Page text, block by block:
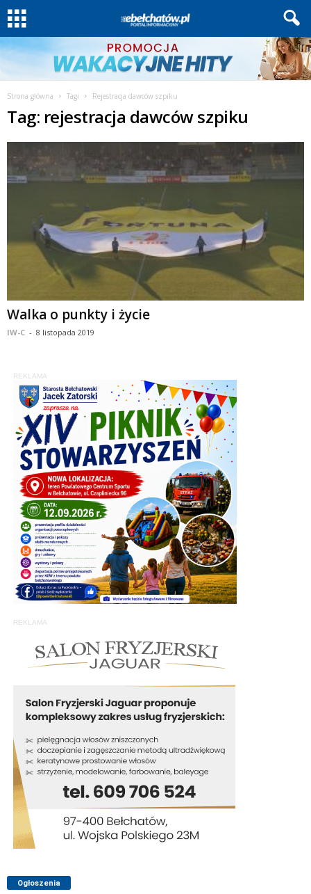
Strona główna Tagi Rejestracja dawców szpiku
Tag: rejestracja dawców szpiku
Walka o punkty i życie
IW-C - 8 listopada 2019
REKLAMA
REKLAMA
Ogłoszenia